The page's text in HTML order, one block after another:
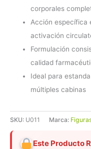
corporales
Acción específica
activación
Formulación
calidad
Ideal para
múltiples cabinas
SKU: U011 Marca:
Este Producto